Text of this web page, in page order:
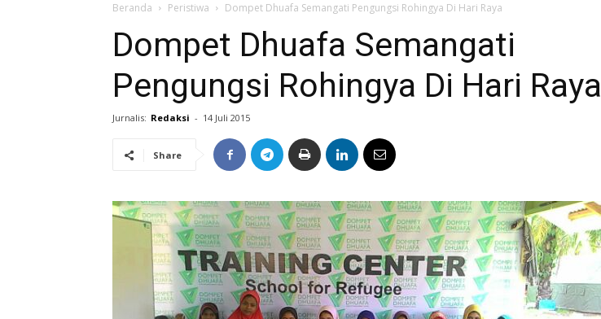
Beranda Peristiwa Dompet Dhuafa Semangati Pengungsi Rohingya Di Hari Raya
Dompet Dhuafa Semangati
Pengungsi Rohingya Di Hari Raya
Jurnalis: Redaksi - 14 Juli 2015
Share